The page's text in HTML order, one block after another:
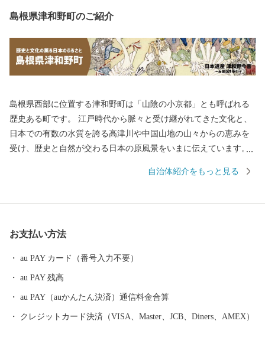
島根県津和野町のご紹介
島根県西部に位置する津和野町は「山陰の小京都」とも呼ばれる
歴史ある町です。 江戸時代から脈々と受け継がれてきた文化と、
日本での有数の水質を誇る高津川や中国山地の山々からの恵みを
受け、歴史と自然が交わる日本の原風景をいまに伝えています。
比することが可能となっています。 この町に残る伝統や物語が一
口駅を出発駅として、JR津和野駅まで運行するSLやまぐち号。 全
長約95kmにわたる鉄道路線を古めかしい蒸気機関車が運行してい
ます。 市街地を抜け山間部に入ると、どこか懐かしい田園風景の
自治体紹介をもっと見る
お支払い方法
au PAY カード（番号入力不要）
au PAY 残高
au PAY（auかんたん決済）通信料金合算
クレジットカード決済（VISA、Master、JCB、Diners、AMEX）